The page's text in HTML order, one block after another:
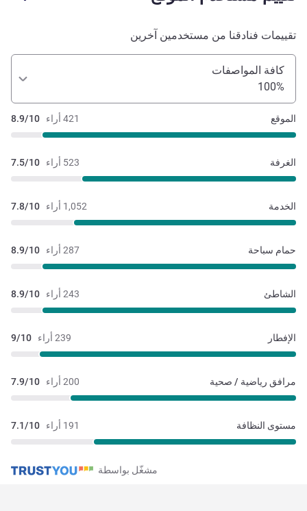
تقييمات فنادقنا من مستخدمين آخرين
كافة المواصفات
100%
421 أراء 8.9/10 الموقع
523 أراء 7.5/10 الغرفة
1,052 أراء 7.8/10 الخدمة
287 أراء 8.9/10 حمام سباحة
243 أراء 8.9/10 الشاطئ
239 أراء 9/10 الإفطار
200 أراء 7.9/10 مرافق رياضية / صحية
191 أراء 7.1/10 مستوى النظافة
مشغّل بواسطة